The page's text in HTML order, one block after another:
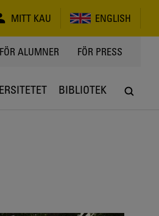
MITT KAU ENGLISH
FÖR ALUMNER FÖR PRESS
BIBLIOTEK